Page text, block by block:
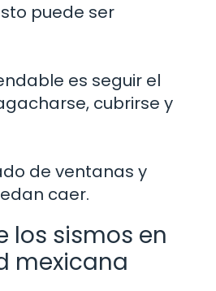
puede ser
es seguir el
cubrirse y
de ventanas y
caer.
los sismos en
mexicana